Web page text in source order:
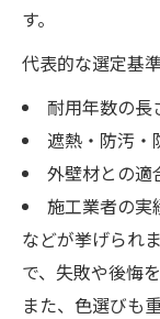
す。
代表的な選定基準
耐用年数の長
遮熱・防汚・
外壁材との適
施工業者の実
などが挙げられ
で、失敗や後悔
また、色選びも